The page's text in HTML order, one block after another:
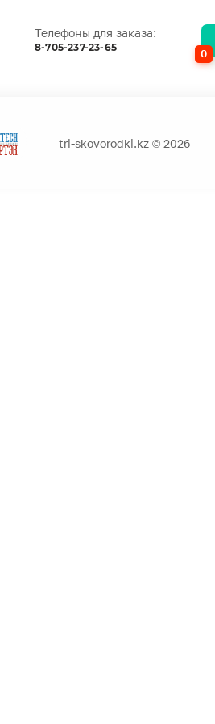
Телефоны для заказа:
8-705-237-23-65
0
tri-skovorodki.kz © 2026